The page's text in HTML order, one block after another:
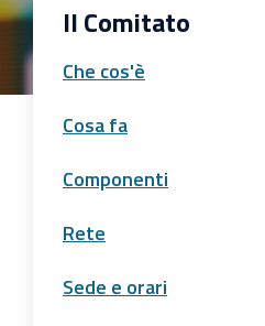
Il Comitato
Che cos'è
Cosa fa
Componenti
Rete
Sede e orari